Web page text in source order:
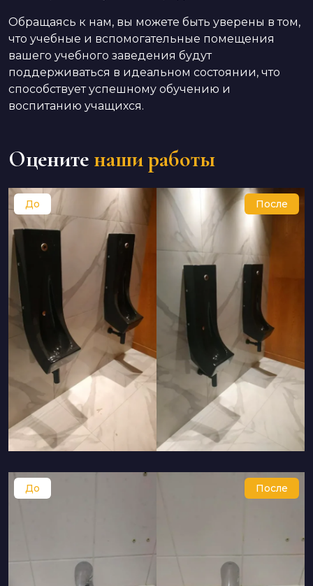
Обращаясь к нам, вы можете быть уверены в том,
что учебные и вспомогательные помещения
вашего учебного заведения будут
поддерживаться в идеальном состоянии, что
способствует успешному обучению и
воспитанию учащихся.
Оцените наши работы